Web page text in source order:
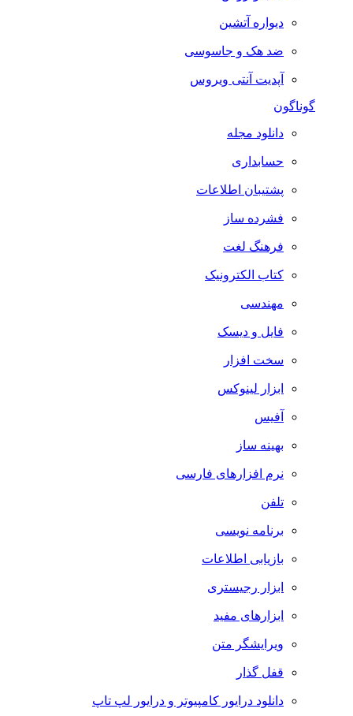
دیواره آتشین
ضد هک و جاسوسی
آپدیت آنتی ویروس
گوناگون
دانلود مجله
حسابداری
پشتیبان اطلاعات
فشرده ساز
فرهنگ لغت
کتاب الکترونیک
مهندسی
فایل و دیسک
سخت افزار
ابزار لینوکس
آفیس
بهینه ساز
نرم افزارهای فارسی
تلفن
برنامه نویسی
بازیابی اطلاعات
ابزار رجیستری
ابزارهای مفید
ویرایشگر متن
قفل گذار
دانلود درایور کامپیوتر و درایور لپ تاپ